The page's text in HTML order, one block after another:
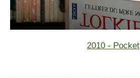
2010 - Pocket